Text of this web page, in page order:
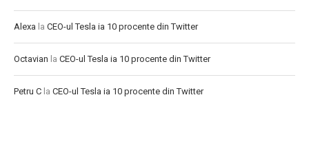
Alexa la CEO-ul Tesla ia 10 procente din Twitter
Octavian la CEO-ul Tesla ia 10 procente din Twitter
Petru C la CEO-ul Tesla ia 10 procente din Twitter